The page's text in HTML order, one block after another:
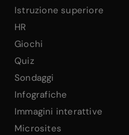
Istruzione superiore
HR
Giochi
Quiz
Sondaggi
Infografiche
Immagini interattive
Microsites